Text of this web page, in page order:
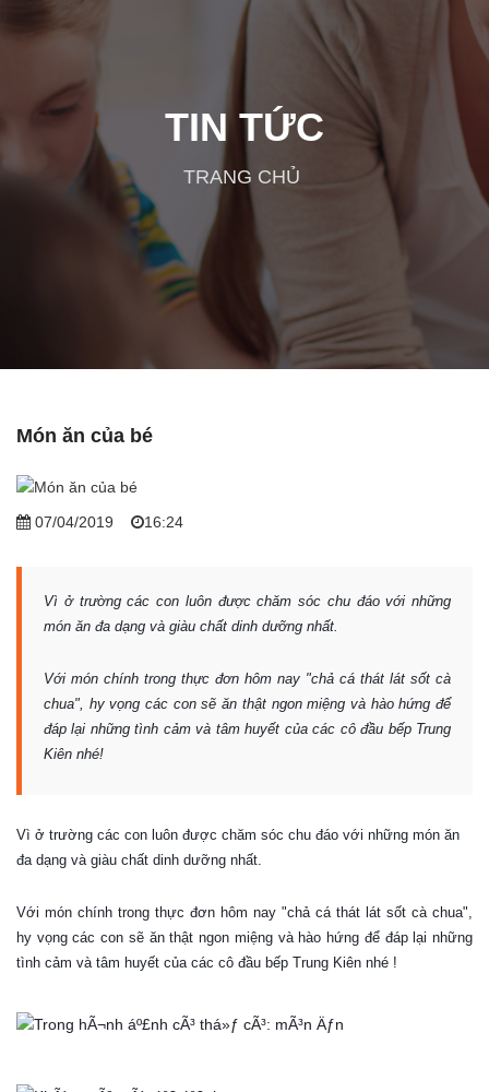
TIN TỨC
TRANG CHỦ
Món ăn của bé
07/04/2019 16:24
Vì ở trường các con luôn được chăm sóc chu đáo với những
món ăn đa dạng và giàu chất dinh dưỡng nhất.
Với món chính trong thực đơn hôm nay "chả cá thát lát sốt cà
chua", hy vọng các con sẽ ăn thật ngon miệng và hào hứng để
đáp lại những tình cảm và tâm huyết của các cô đầu bếp Trung
Kiên nhé!
Vì ở trường các con luôn được chăm sóc chu đáo với những món ăn
đa dạng và giàu chất dinh dưỡng nhất.
Với món chính trong thực đơn hôm nay "chả cá thát lát sốt cà chua",
hy vọng các con sẽ ăn thật ngon miệng và hào hứng để đáp lại những
tình cảm và tâm huyết của các cô đầu bếp Trung Kiên nhé !